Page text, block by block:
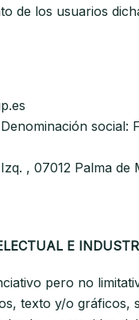
de los usuarios
social:
, 07012 Palma de
E
pero no
texto y/o gráficos,